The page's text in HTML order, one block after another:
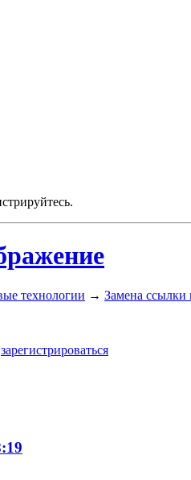
технологии → Замена ссылки
зарегистрироваться